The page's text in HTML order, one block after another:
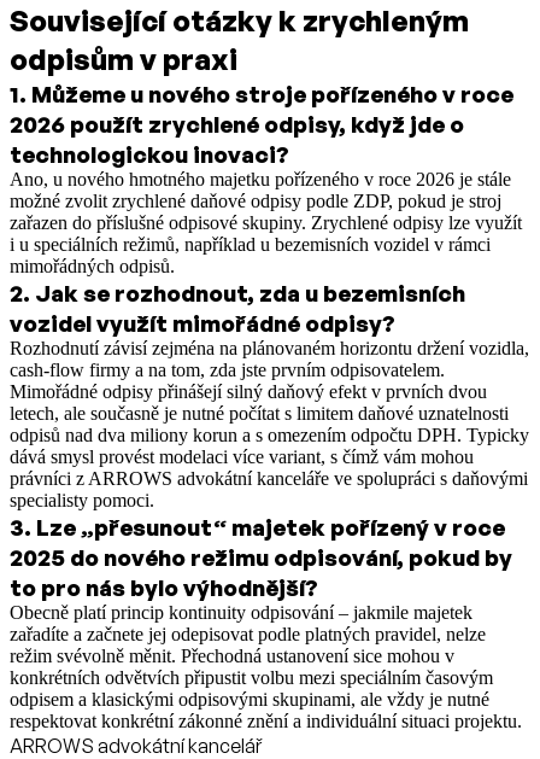
Související otázky k zrychleným
odpisům v praxi
1. Můžeme u nového stroje pořízeného v roce
2026 použít zrychlené odpisy, když jde o
technologickou inovaci?
Ano, u nového hmotného majetku pořízeného v roce 2026 je stále
možné zvolit zrychlené daňové odpisy podle ZDP, pokud je stroj
zařazen do příslušné odpisové skupiny. Zrychlené odpisy lze využít
i u speciálních režimů, například u bezemisních vozidel v rámci
mimořádných odpisů.
2. Jak se rozhodnout, zda u bezemisních
vozidel využít mimořádné odpisy?
Rozhodnutí závisí zejména na plánovaném horizontu držení vozidla,
cash-flow firmy a na tom, zda jste prvním odpisovatelem.
Mimořádné odpisy přinášejí silný daňový efekt v prvních dvou
letech, ale současně je nutné počítat s limitem daňové uznatelnosti
odpisů nad dva miliony korun a s omezením odpočtu DPH. Typicky
dává smysl provést modelaci více variant, s čímž vám mohou
právníci z ARROWS advokátní kanceláře ve spolupráci s daňovými
specialisty pomoci.
3. Lze „přesunout“ majetek pořízený v roce
2025 do nového režimu odpisování, pokud by
to pro nás bylo výhodnější?
Obecně platí princip kontinuity odpisování – jakmile majetek
zařadíte a začnete jej odepisovat podle platných pravidel, nelze
režim svévolně měnit. Přechodná ustanovení sice mohou v
konkrétních odvětvích připustit volbu mezi speciálním časovým
odpisem a klasickými odpisovými skupinami, ale vždy je nutné
respektovat konkrétní zákonné znění a individuální situaci projektu.
ARROWS advokátní kancelář